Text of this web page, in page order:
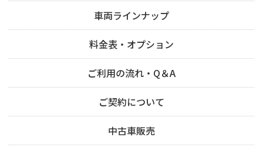
車両ラインナップ
料金表・オプション
ご利用の流れ・Q＆A
ご契約について
中古車販売